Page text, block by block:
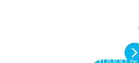
Young